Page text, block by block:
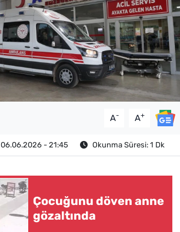
A- A+
06.06.2026 - 21:45 Okunma Süresi: 1 Dk
Çocuğunu döven anne
gözaltında